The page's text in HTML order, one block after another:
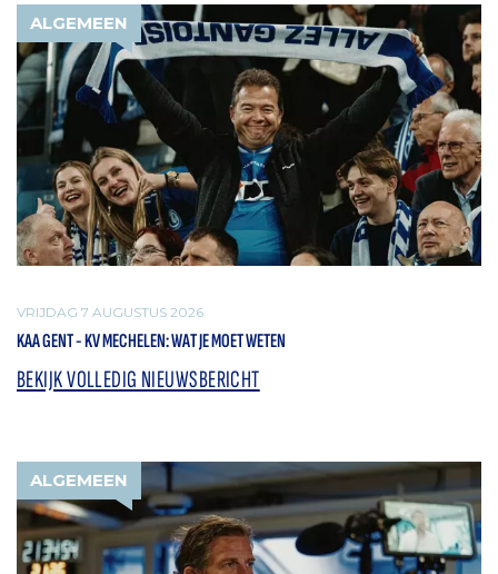
ALGEMEEN
VRIJDAG 7 AUGUSTUS 2026
KAA GENT - KV MECHELEN: WAT JE MOET WETEN
BEKIJK VOLLEDIG NIEUWSBERICHT
ALGEMEEN